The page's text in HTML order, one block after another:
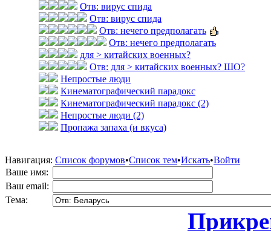
Отв: вирус спида
Отв: вирус спида
Отв: нечего предполагать
Отв: нечего предполагать
для > китайских военных?
Отв: для > китайских военных? ШО?
Непростые люди
Кинематографический парадокс
Кинематографический парадокс (2)
Непростые люди (2)
Пропажа запаха (и вкуса)
Навигация: Список форумов•Список тем•Искать•Войти
Ваше имя:
Ваш email:
Тема: